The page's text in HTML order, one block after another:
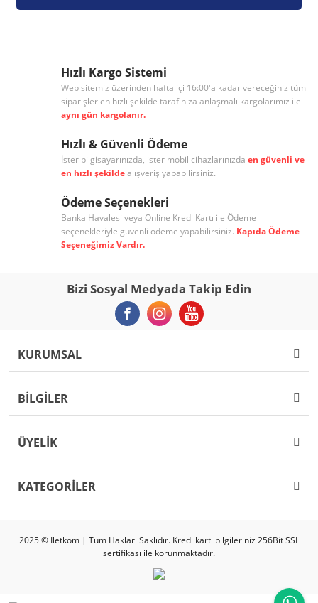
Hızlı Kargo Sistemi
Web sitemiz üzerinden hafta içi 16:00'a kadar vereceğiniz tüm
siparişler en hızlı şekilde tarafınıza anlaşmalı kargolarımız ile
aynı gün kargolanır.
Hızlı & Güvenli Ödeme
İster bilgisayarınızda, ister mobil cihazlarınızda en güvenli ve
en hızlı şekildealışveriş yapabilirsiniz.
Ödeme Seçenekleri
Banka Havalesi veya Online Kredi Kartı ile Ödeme
seçenekleriyle güvenli ödeme yapabilirsiniz. Kapıda Ödeme
Seçeneğimiz Vardır.
Bizi Sosyal Medyada Takip Edin
KURUMSAL
BİLGİLER
ÜYELİK
KATEGORİLER
2025 © İletkom | Tüm Hakları Saklıdır. Kredi kartı bilgileriniz 256Bit SSL
sertifikası ile korunmaktadır.